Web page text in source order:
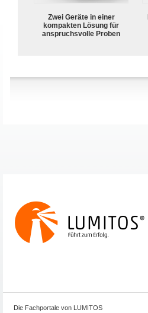
Zwei Geräte in einer
kompakten Lösung für
anspruchsvolle Proben
Die Fachportale von LUMITOS